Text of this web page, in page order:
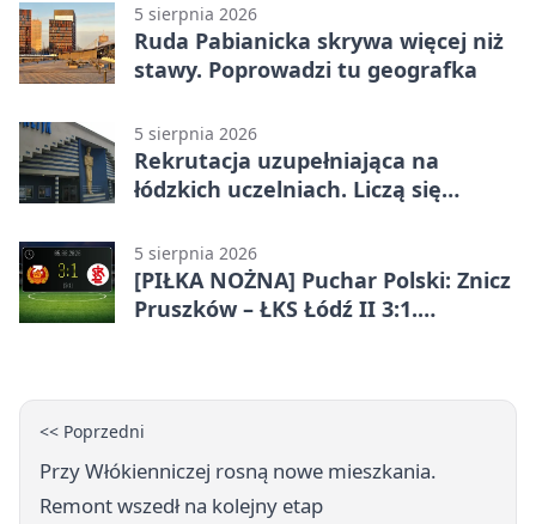
5 sierpnia 2026
Ruda Pabianicka skrywa więcej niż
stawy. Poprowadzi tu geografka
5 sierpnia 2026
Rekrutacja uzupełniająca na
łódzkich uczelniach. Liczą się
5 sierpnia 2026
[PIŁKA NOŻNA] Puchar Polski: Znicz
Pruszków – ŁKS Łódź II 3:1.
<< Poprzedni
Przy Włókienniczej rosną nowe mieszkania.
Remont wszedł na kolejny etap